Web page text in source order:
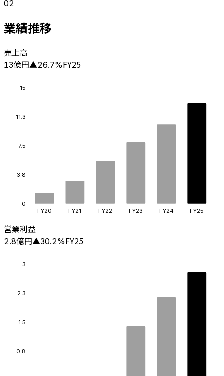
02
業績推移
売上高
13億円▲26.7%FY25
0
3.8
7.5
11.3
15
FY20 FY21 FY22 FY23 FY24 FY25
営業利益
2.8億円▲30.2%FY25
0.8
1.5
2.3
3